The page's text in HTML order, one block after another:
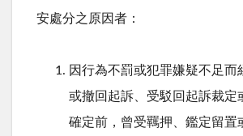
安處分之原因者：
因行為不罰或犯罪嫌疑不足而
或撤回起訴、受駁回起訴裁定
確定前，曾受羈押、鑑定留置